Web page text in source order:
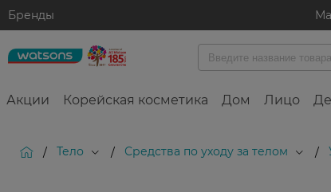
Бренды
Акции Корейская косметика Дом Лицо
/ Тело / Средства по уходу за телом /